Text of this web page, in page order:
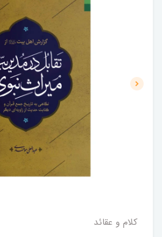
کلام و عقائد